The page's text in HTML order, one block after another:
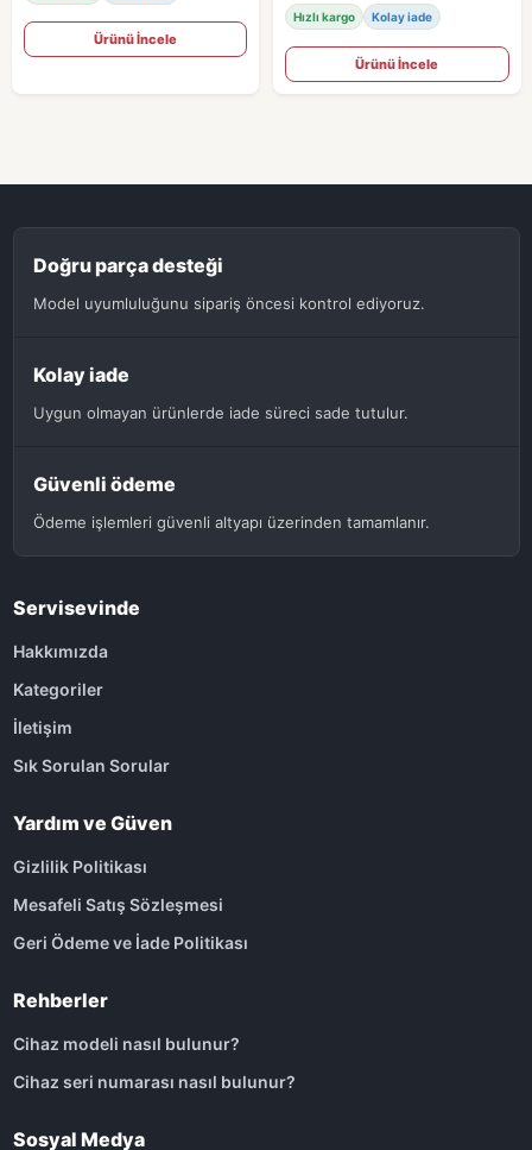
Ürünü İncele
Hızlı kargo Kolay iade
Ürünü İncele
Doğru parça desteği
Model uyumluluğunu sipariş öncesi kontrol ediyoruz.
Kolay iade
Uygun olmayan ürünlerde iade süreci sade tutulur.
Güvenli ödeme
Ödeme işlemleri güvenli altyapı üzerinden tamamlanır.
Servisevinde
Hakkımızda
Kategoriler
İletişim
Sık Sorulan Sorular
Yardım ve Güven
Gizlilik Politikası
Mesafeli Satış Sözleşmesi
Geri Ödeme ve İade Politikası
Rehberler
Cihaz modeli nasıl bulunur?
Cihaz seri numarası nasıl bulunur?
Sosyal Medya